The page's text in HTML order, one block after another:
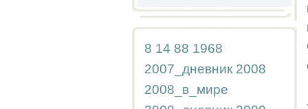
8 14 88 1968
2007_дневник 2008
2008_в_мире